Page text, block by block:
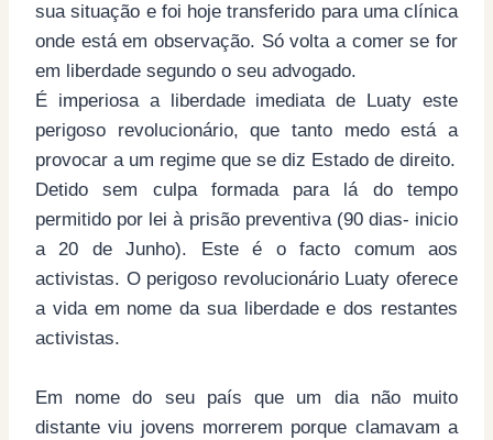
sua situação e foi hoje transferido para uma clínica
onde está em observação. Só volta a comer se for
em liberdade segundo o seu advogado.
É imperiosa a liberdade imediata de Luaty este
perigoso revolucionário, que tanto medo está a
provocar a um regime que se diz Estado de direito.
Detido sem culpa formada para lá do tempo
permitido por lei à prisão preventiva (90 dias- inicio
a 20 de Junho). Este é o facto comum aos
activistas. O perigoso revolucionário Luaty oferece
a vida em nome da sua liberdade e dos restantes
activistas.
Em nome do seu país que um dia não muito
distante viu jovens morrerem porque clamavam a